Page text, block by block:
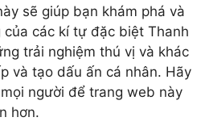
sẽ giúp bạn khám phá và
các kí tự đặc biệt Thanh
trải nghiệm thú vị và khác
và tạo dấu ấn cá nhân. Hãy
người để trang web này
hơn.